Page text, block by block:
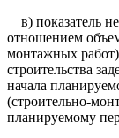
в) показатель
отношением
монтажных
строительства
начала
(строительно-
планируемому